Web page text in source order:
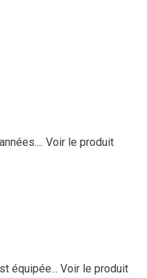
Voir le produit
équipée... Voir le produit